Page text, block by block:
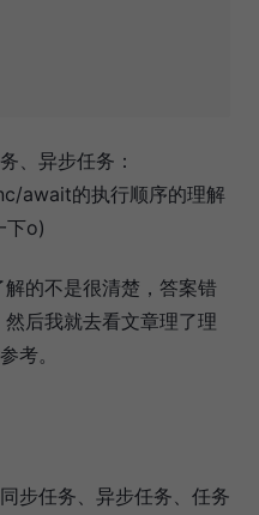
、异步任务：
await的执行顺序的理解
下o)
的不是很清楚，答案错
后我就去看文章理了理
考。
步任务、异步任务、任务